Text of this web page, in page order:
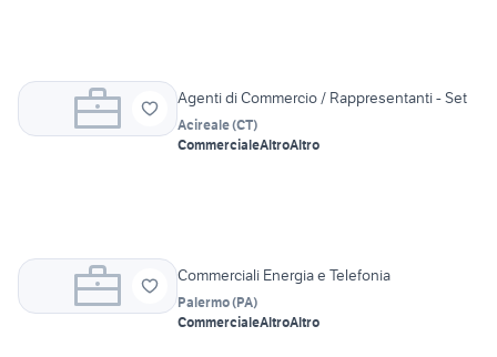
Agenti di Commercio / Rappresentanti - Set
Acireale(CT)
CommercialeAltroAltro
Commerciali Energia e Telefonia
Palermo(PA)
CommercialeAltroAltro